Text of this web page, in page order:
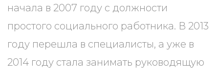
начала в 2007 году с должности
простого социального работника. В 2013
году перешла в специалисты, а уже в
2014 году стала занимать руководящую